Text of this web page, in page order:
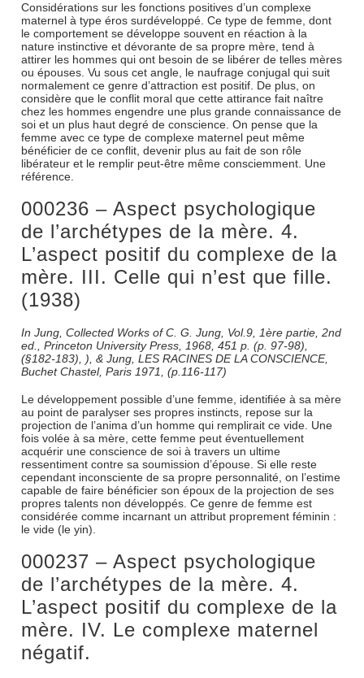
Considérations sur les fonctions positives d’un complexe
maternel à type éros surdéveloppé. Ce type de femme, dont
le comportement se développe souvent en réaction à la
nature instinctive et dévorante de sa propre mère, tend à
attirer les hommes qui ont besoin de se libérer de telles mères
ou épouses. Vu sous cet angle, le naufrage conjugal qui suit
normalement ce genre d’attraction est positif. De plus, on
considère que le conflit moral que cette attirance fait naître
chez les hommes engendre une plus grande connaissance de
soi et un plus haut degré de conscience. On pense que la
femme avec ce type de complexe maternel peut même
bénéficier de ce conflit, devenir plus au fait de son rôle
libérateur et le remplir peut-être même consciemment. Une
référence.
000236 – Aspect psychologique
de l’archétypes de la mère. 4.
L’aspect positif du complexe de la
mère. III. Celle qui n’est que fille.
(1938)
In Jung, Collected Works of C. G. Jung, Vol.9, 1ère partie, 2nd
ed., Princeton University Press, 1968, 451 p. (p. 97-98),
(§182-183), ), & Jung, LES RACINES DE LA CONSCIENCE,
Buchet Chastel, Paris 1971, (p.116-117)
Le développement possible d’une femme, identifiée à sa mère
au point de paralyser ses propres instincts, repose sur la
projection de l’anima d’un homme qui remplirait ce vide. Une
fois volée à sa mère, cette femme peut éventuellement
acquérir une conscience de soi à travers un ultime
ressentiment contre sa soumission d’épouse. Si elle reste
cependant inconsciente de sa propre personnalité, on l’estime
capable de faire bénéficier son époux de la projection de ses
propres talents non développés. Ce genre de femme est
considérée comme incarnant un attribut proprement féminin :
le vide (le yin).
000237 – Aspect psychologique
de l’archétypes de la mère. 4.
L’aspect positif du complexe de la
mère. IV. Le complexe maternel
négatif.